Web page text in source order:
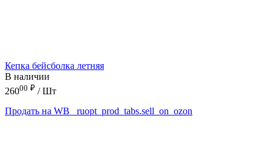
Кепка бейсболка летняя
В наличии
26000 ₽ / Шт
Продать на WB
_ruopt_prod_tabs.sell_on_ozon